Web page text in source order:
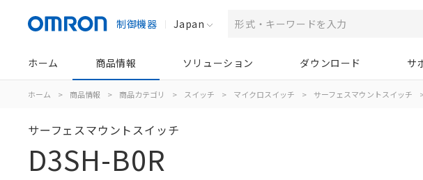
制御機器 Japan
ホーム 商品情報 ソリューション ダウンロード サ
ホーム > 商品情報 > 商品カテゴリ > スイッチ > マイクロスイッチ > サーフェスマウントスイッチ
サーフェスマウントスイッチ
D3SH-B0R